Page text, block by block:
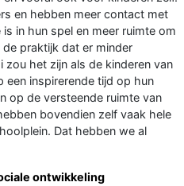
en hebben meer contact met
in hun spel en meer ruimte om
praktijk dat er minder
het zijn als de kinderen van
een inspirerende tijd op hun
op de versteende ruimte van
bovendien zelf vaak hele
Dat hebben we al
ontwikkeling